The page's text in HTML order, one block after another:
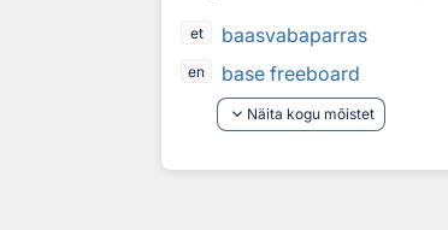
et baasvabaparras
en
base freeboard
keyboard_arrow_down Näita kogu mõistet